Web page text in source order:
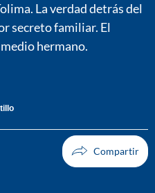
La verdad detrás del
secreto familiar. El
hermano.